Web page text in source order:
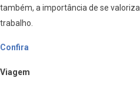
também, a importância de se
trabalho.
Confira
Viagem